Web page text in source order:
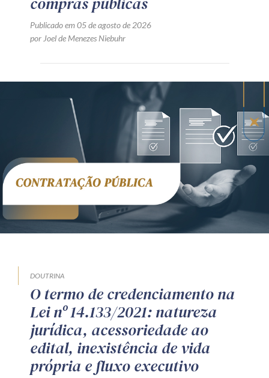
Publicado em 05 de agosto de 2026
por Joel de Menezes Niebuhr
DOUTRINA
O termo de credenciamento na
Lei nº 14.133/2021: natureza
jurídica, acessoriedade ao
edital, inexistência de vida
própria e fluxo executivo